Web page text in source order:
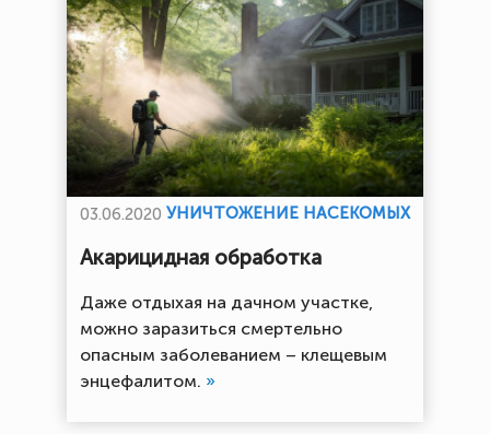
03.06.2020 УНИЧТОЖЕНИЕ НАСЕКОМЫХ
Акарицидная обработка
Даже отдыхая на дачном участке,
можно заразиться смертельно
опасным заболеванием – клещевым
энцефалитом. »